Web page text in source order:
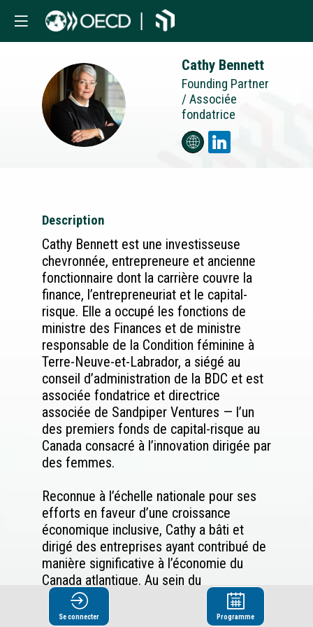
CB
Cathy Bennett
Founding Partner
/ Associée
fondatrice
Description
Cathy Bennett est une investisseuse
chevronnée, entrepreneure et ancienne
fonctionnaire dont la carrière couvre la
finance, l’entrepreneuriat et le capital-
risque. Elle a occupé les fonctions de
ministre des Finances et de ministre
responsable de la Condition féminine à
Terre-Neuve-et-Labrador, a siégé au
conseil d’administration de la BDC et est
associée fondatrice et directrice
associée de Sandpiper Ventures — l’un
des premiers fonds de capital-risque au
Canada consacré à l’innovation dirigée par
des femmes.
Reconnue à l’échelle nationale pour ses
efforts en faveur d’une croissance
économique inclusive, Cathy a bâti et
dirigé des entreprises ayant contribué de
manière significative à l’économie du
Canada atlantique. Au sein du
gouvernement, elle a défendu la viabilité
budgétaire et l’égalité entre les sexes,
Se connecter Programme